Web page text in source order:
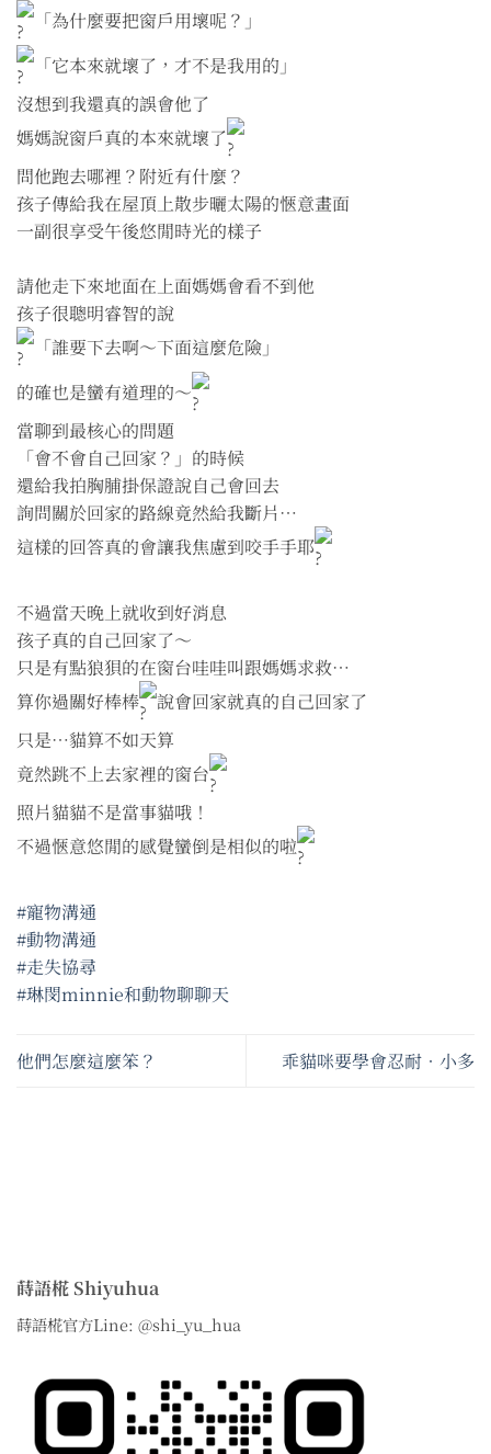
「為什麼要把窗戶用壞呢？」
「它本來就壞了，才不是我用的」
沒想到我還真的誤會他了
媽媽說窗戶真的本來就壞了
問他跑去哪裡？附近有什麼？
孩子傳給我在屋頂上散步曬太陽的愜意畫面
一副很享受午後悠閒時光的樣子
請他走下來地面在上面媽媽會看不到他
孩子很聰明睿智的說
「誰要下去啊～下面這麼危險」
的確也是蠻有道理的～
當聊到最核心的問題
「會不會自己回家？」的時候
還給我拍胸脯掛保證說自己會回去
詢問關於回家的路線竟然給我斷片…
這樣的回答真的會讓我焦慮到咬手手耶
不過當天晚上就收到好消息
孩子真的自己回家了～
只是有點狼狽的在窗台哇哇叫跟媽媽求救…
算你過關好棒棒
說會回家就真的自己回家了
只是⋯貓算不如天算
竟然跳不上去家裡的窗台
照片貓貓不是當事貓哦！
不過愜意悠閒的感覺蠻倒是相似的啦
#寵物溝通
#動物溝通
#走失協尋
#琳閔minnie和動物聊聊天
他們怎麼這麼笨？ 乖貓咪要學會忍耐•小多
蒔語椛 Shiyuhua
蒔語椛官方Line: @shi_yu_hua